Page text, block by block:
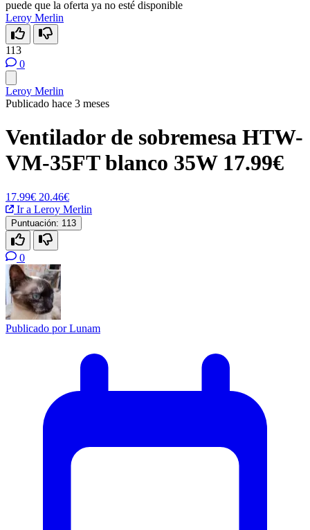
puede que la oferta ya no esté disponible
Leroy Merlin
113
0
Leroy Merlin
Publicado hace 3 meses
Ventilador de sobremesa HTW-
VM-35FT blanco 35W 17.99€
17.99€ 20.46€
Ir a Leroy Merlin
Puntuación: 113
0
Publicado porLunam